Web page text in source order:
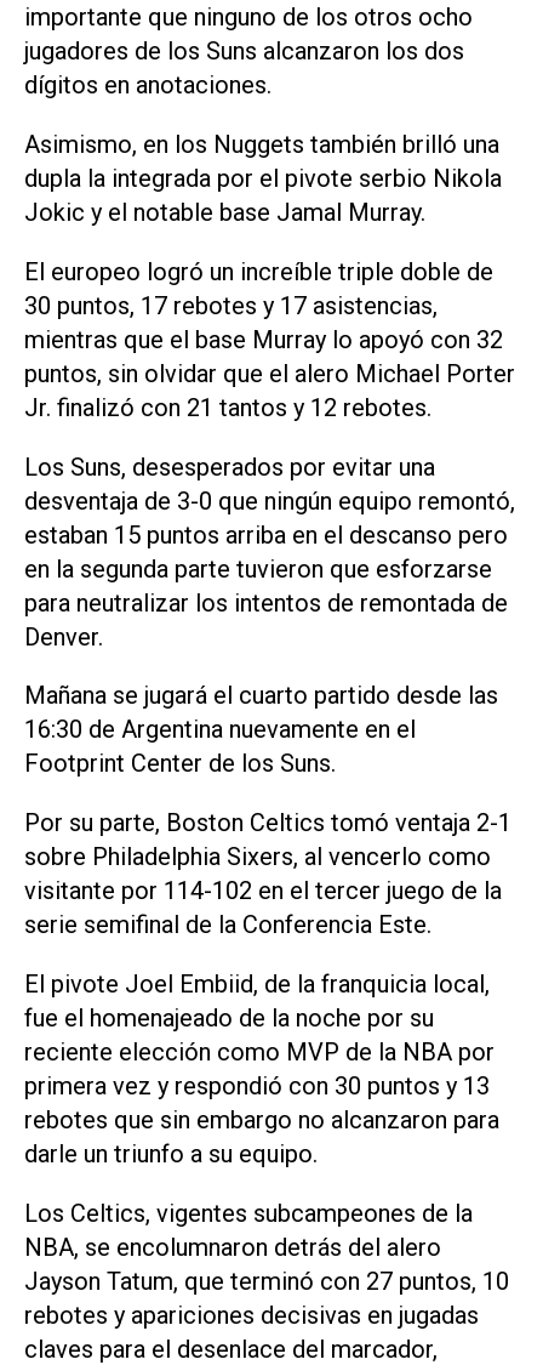
importante que ninguno de los otros ocho
jugadores de los Suns alcanzaron los dos
dígitos en anotaciones.
Asimismo, en los Nuggets también brilló una
dupla la integrada por el pivote serbio Nikola
Jokic y el notable base Jamal Murray.
El europeo logró un increíble triple doble de
30 puntos, 17 rebotes y 17 asistencias,
mientras que el base Murray lo apoyó con 32
puntos, sin olvidar que el alero Michael Porter
Jr. finalizó con 21 tantos y 12 rebotes.
Los Suns, desesperados por evitar una
desventaja de 3-0 que ningún equipo remontó,
estaban 15 puntos arriba en el descanso pero
en la segunda parte tuvieron que esforzarse
para neutralizar los intentos de remontada de
Denver.
Mañana se jugará el cuarto partido desde las
16:30 de Argentina nuevamente en el
Footprint Center de los Suns.
Por su parte, Boston Celtics tomó ventaja 2-1
sobre Philadelphia Sixers, al vencerlo como
visitante por 114-102 en el tercer juego de la
serie semifinal de la Conferencia Este.
El pivote Joel Embiid, de la franquicia local,
fue el homenajeado de la noche por su
reciente elección como MVP de la NBA por
primera vez y respondió con 30 puntos y 13
rebotes que sin embargo no alcanzaron para
darle un triunfo a su equipo.
Los Celtics, vigentes subcampeones de la
NBA, se encolumnaron detrás del alero
Jayson Tatum, que terminó con 27 puntos, 10
rebotes y apariciones decisivas en jugadas
claves para el desenlace del marcador,